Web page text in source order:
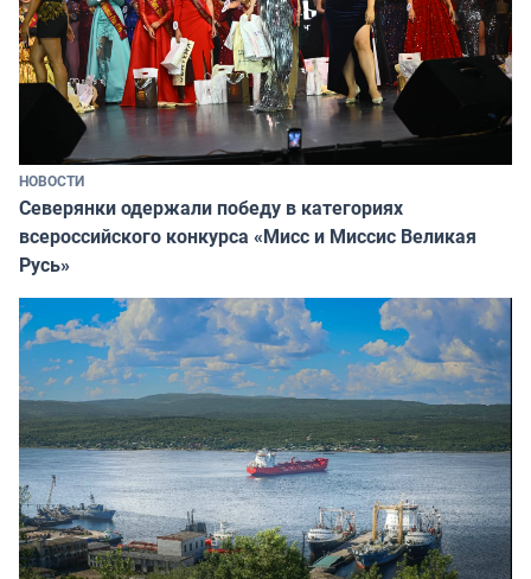
НОВОСТИ
Северянки одержали победу в категориях
всероссийского конкурса «Мисс и Миссис Великая
Русь»